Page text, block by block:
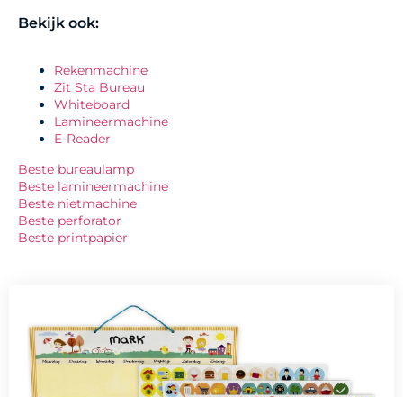
Bekijk ook:
Rekenmachine
Zit Sta Bureau
Whiteboard
Lamineermachine
E-Reader
Beste bureaulamp
Beste lamineermachine
Beste nietmachine
Beste perforator
Beste printpapier